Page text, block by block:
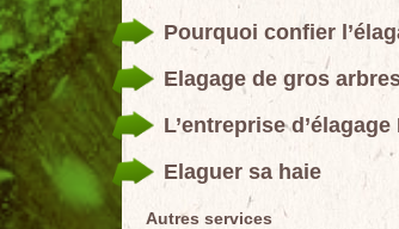
Pourquoi confier
Elagage de gros
L’entreprise
Elaguer sa haie
Autres services